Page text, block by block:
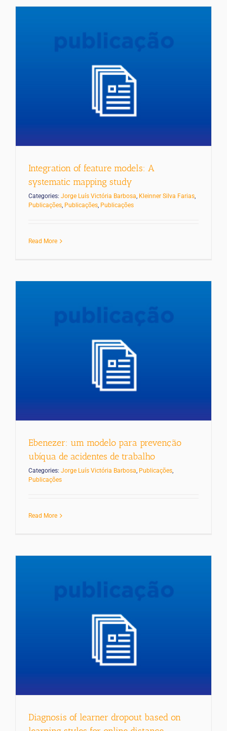
Integration of feature models: A
systematic mapping study
Categories: Jorge Luís Victória Barbosa, Kleinner Silva Farias,
Publicações, Publicações, Publicações
Read More
Ebenezer: um modelo para prevenção
ubíqua de acidentes de trabalho
Categories: Jorge Luís Victória Barbosa, Publicações,
Publicações
Read More
Diagnosis of learner dropout based on